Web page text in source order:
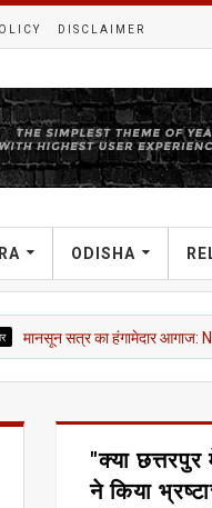
DISCLAIMER
ODISHA
का हंगामेदार आगाज: NEET, राम
"क्या छत्तरपुर
ने किया